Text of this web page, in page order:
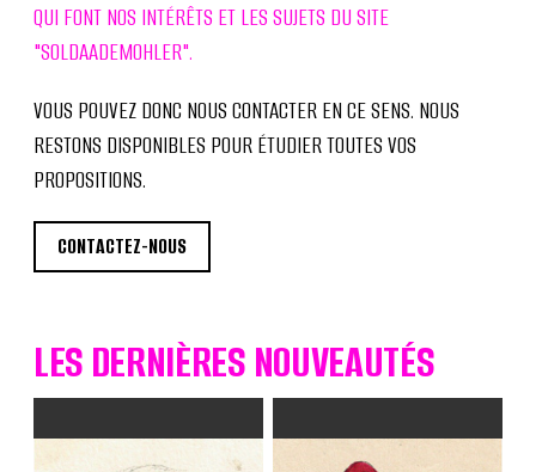
QUI FONT NOS INTÉRÊTS ET LES SUJETS DU SITE
"SOLDAADEMOHLER".
VOUS POUVEZ DONC NOUS CONTACTER EN CE SENS. NOUS
RESTONS DISPONIBLES POUR ÉTUDIER TOUTES VOS
PROPOSITIONS.
CONTACTEZ-NOUS
LES DERNIÈRES NOUVEAUTÉS